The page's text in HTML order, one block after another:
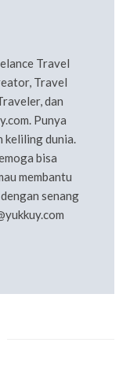
Travel
Travel
dan
Punya
keliling dunia.
bisa
membantu
senang